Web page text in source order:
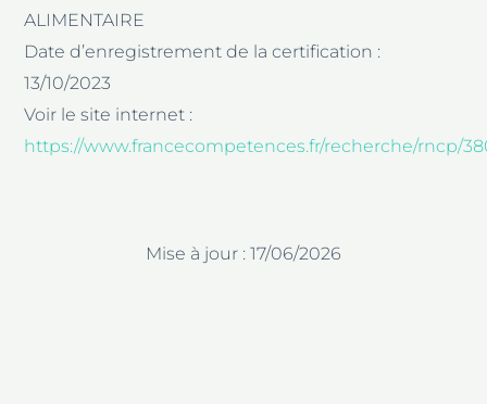
ALIMENTAIRE
Date d’enregistrement de la certification :
13/10/2023
Voir le site internet :
https://www.francecompetences.fr/recherche/rncp/
Mise à jour : 17/06/2026